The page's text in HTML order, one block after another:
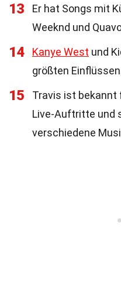
13 Er hat Songs mit
Weeknd und
14 Kanye West und
größten
15
Travis ist bekannt
Live-Auftritte und
verschiedene